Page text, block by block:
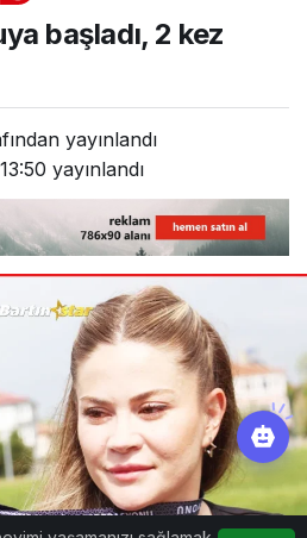
başladı, 2 kez
yayınlandı
yayınlandı